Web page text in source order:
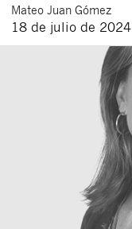
Mateo Juan Gómez
18 de julio de 2024